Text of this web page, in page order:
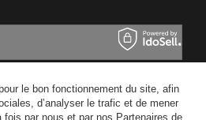
maille bon fonctionnement du site, afin
d’analyser le trafic et de mener
par nous et par nos Partenaires de